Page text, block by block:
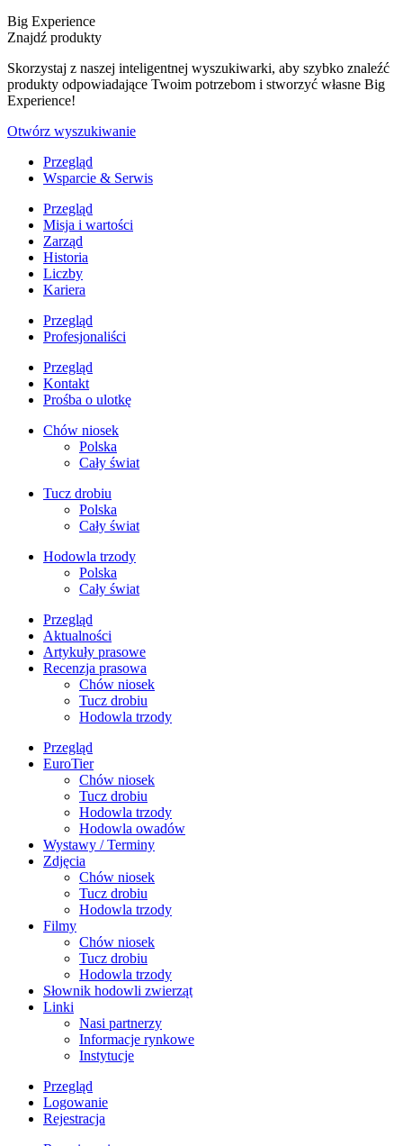
Big Experience
Znajdź produkty
Skorzystaj z naszej inteligentnej wyszukiwarki, aby szybko znaleźć
produkty odpowiadające Twoim potrzebom i stworzyć własne Big
Experience!
Otwórz wyszukiwanie
Przegląd
Wsparcie & Serwis
Przegląd
Misja i wartości
Zarząd
Historia
Liczby
Kariera
Przegląd
Profesjonaliści
Przegląd
Kontakt
Prośba o ulotkę
Chów niosek
Polska
Cały świat
Tucz drobiu
Polska
Cały świat
Hodowla trzody
Polska
Cały świat
Przegląd
Aktualności
Artykuły prasowe
Recenzja prasowa
Chów niosek
Tucz drobiu
Hodowla trzody
Przegląd
EuroTier
Chów niosek
Tucz drobiu
Hodowla trzody
Hodowla owadów
Wystawy / Terminy
Zdjęcia
Chów niosek
Tucz drobiu
Hodowla trzody
Filmy
Chów niosek
Tucz drobiu
Hodowla trzody
Słownik hodowli zwierząt
Linki
Nasi partnerzy
Informacje rynkowe
Instytucje
Przegląd
Logowanie
Rejestracja